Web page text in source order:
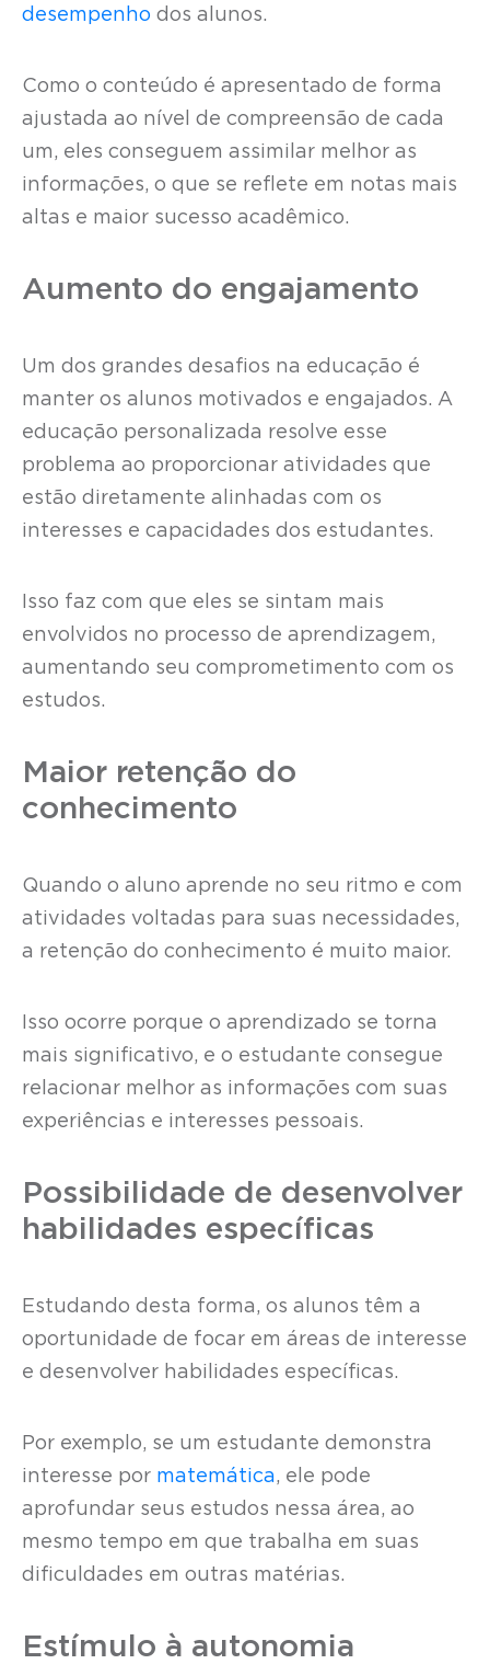
desempenho dos alunos.
Como o conteúdo é apresentado de forma
ajustada ao nível de compreensão de cada
um, eles conseguem assimilar melhor as
informações, o que se reflete em notas mais
altas e maior sucesso acadêmico.
Aumento do engajamento
Um dos grandes desafios na educação é
manter os alunos motivados e engajados. A
educação personalizada resolve esse
problema ao proporcionar atividades que
estão diretamente alinhadas com os
interesses e capacidades dos estudantes.
Isso faz com que eles se sintam mais
envolvidos no processo de aprendizagem,
aumentando seu comprometimento com os
estudos.
Maior retenção do
conhecimento
Quando o aluno aprende no seu ritmo e com
atividades voltadas para suas necessidades,
a retenção do conhecimento é muito maior.
Isso ocorre porque o aprendizado se torna
mais significativo, e o estudante consegue
relacionar melhor as informações com suas
experiências e interesses pessoais.
Possibilidade de desenvolver
habilidades específicas
Estudando desta forma, os alunos têm a
oportunidade de focar em áreas de interesse
e desenvolver habilidades específicas.
Por exemplo, se um estudante demonstra
interesse por matemática, ele pode
aprofundar seus estudos nessa área, ao
mesmo tempo em que trabalha em suas
dificuldades em outras matérias.
Estímulo à autonomia